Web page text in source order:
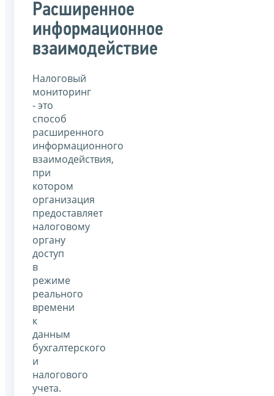
Расширенное
информационное
взаимодействие
Налоговый
мониторинг
- это
способ
расширенного
информационного
взаимодействия,
при
котором
организация
предоставляет
налоговому
органу
доступ
в
режиме
реального
времени
к
данным
бухгалтерского
и
налогового
учета.